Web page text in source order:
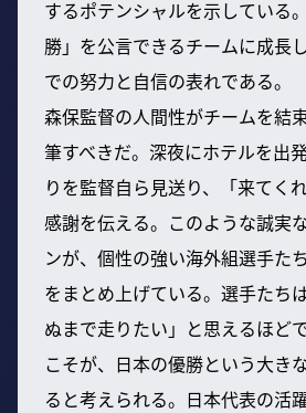
するポテンシャルを示している
勝」を公言できるチームに成長
での努力と自信の表れである。
森保監督の人間性がチームを結
筆すべきだ。深夜にホテルを出
りを監督自ら見送り、「来てく
感謝を伝える。このような誠実
ンが、個性の強い海外組選手た
をまとめ上げている。選手たち
ぬまで走りたい」と思えるほど
こそが、日本の優勝という大き
ると考えられる。日本代表の活